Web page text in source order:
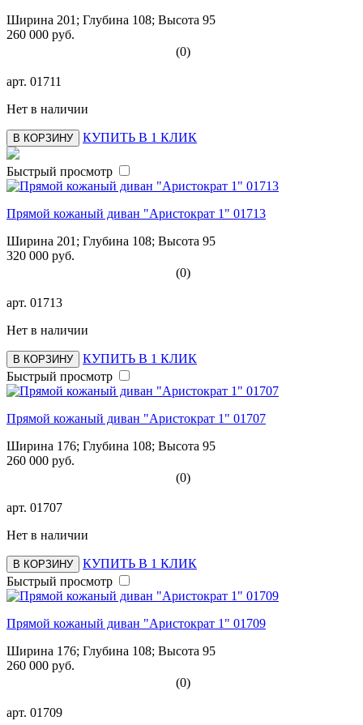
Ширина 201; Глубина 108; Высота 95
260 000 руб.
(0)
арт. 01711
Нет в наличии
В КОРЗИНУ КУПИТЬ В 1 КЛИК
Быстрый просмотр
Прямой кожаный диван "Аристократ 1" 01713
Ширина 201; Глубина 108; Высота 95
320 000 руб.
(0)
арт. 01713
Нет в наличии
В КОРЗИНУ
КУПИТЬ В 1 КЛИК
Быстрый просмотр
Прямой кожаный диван "Аристократ 1" 01707
Ширина 176; Глубина 108; Высота 95
260 000 руб.
(0)
арт. 01707
Нет в наличии
В КОРЗИНУ
КУПИТЬ В 1 КЛИК
Быстрый просмотр
Прямой кожаный диван "Аристократ 1" 01709
Ширина 176; Глубина 108; Высота 95
260 000 руб.
(0)
арт. 01709